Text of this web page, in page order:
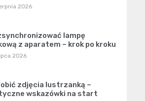
2026
lampę
z aparatem – krok po kroku
2026
zdjęcia lustrzanką –
wskazówki na start